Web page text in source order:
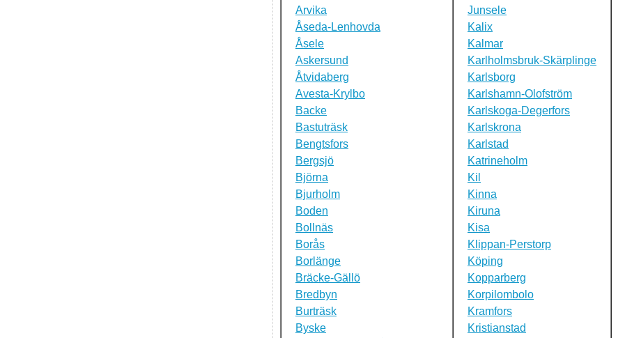
Arvika
Åseda-Lenhovda
Åsele
Askersund
Åtvidaberg
Avesta-Krylbo
Backe
Bastuträsk
Bengtsfors
Bergsjö
Björna
Bjurholm
Boden
Bollnäs
Borås
Borlänge
Bräcke-Gällö
Bredbyn
Burträsk
Byske
Junsele
Kalix
Kalmar
Karlholmsbruk-Skärplinge
Karlsborg
Karlshamn-Olofström
Karlskoga-Degerfors
Karlskrona
Karlstad
Katrineholm
Kil
Kinna
Kiruna
Kisa
Klippan-Perstorp
Köping
Kopparberg
Korpilombolo
Kramfors
Kristianstad